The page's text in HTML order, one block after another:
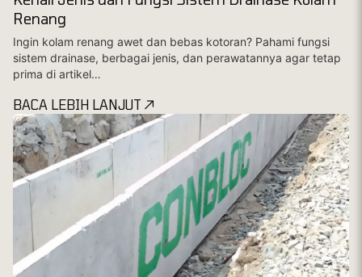
Renang
Ingin kolam renang awet dan bebas kotoran? Pahami fungsi
sistem drainase, berbagai jenis, dan perawatannya agar tetap
prima di artikel…
BACA LEBIH LANJUT